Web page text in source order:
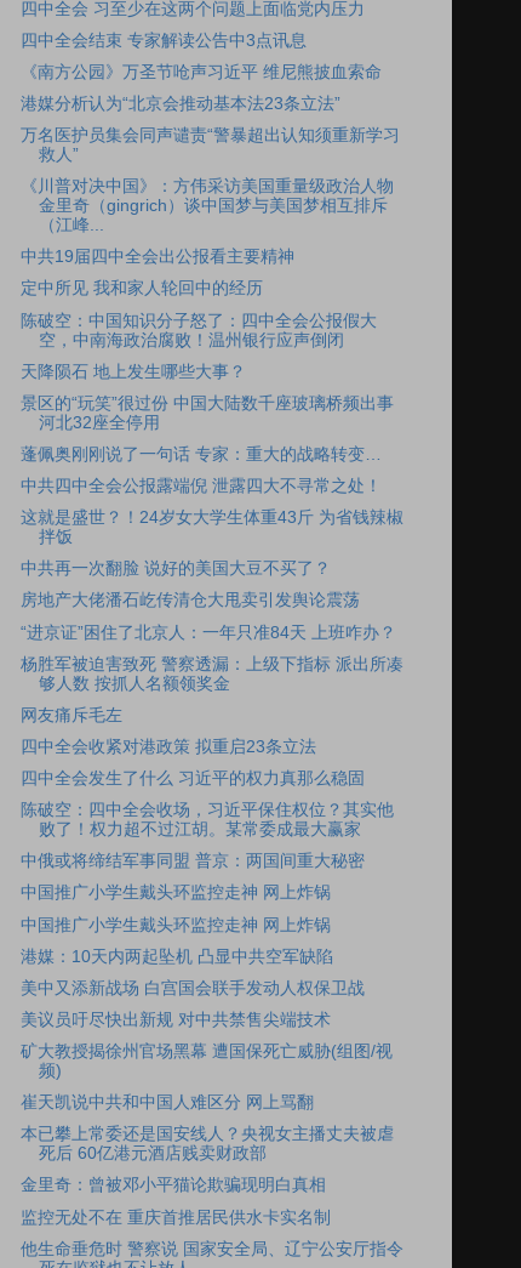
四中全会 习至少在这两个问题上面临党内压力
四中全会结束 专家解读公告中3点讯息
《南方公园》万圣节呛声习近平 维尼熊披血索命
港媒分析认为“北京会推动基本法23条立法”
万名医护员集会同声谴责“警暴超出认知须重新学习
救人”
《川普对决中国》：方伟采访美国重量级政治人物
金里奇（gingrich）谈中国梦与美国梦相互排斥
（江峰...
中共19届四中全会出公报看主要精神
定中所见 我和家人轮回中的经历
陈破空：中国知识分子怒了：四中全会公报假大
空，中南海政治腐败！温州银行应声倒闭
天降陨石 地上发生哪些大事？
景区的“玩笑”很过份 中国大陆数千座玻璃桥频出事
河北32座全停用
蓬佩奥刚刚说了一句话 专家：重大的战略转变…
中共四中全会公报露端倪 泄露四大不寻常之处！
这就是盛世？！24岁女大学生体重43斤 为省钱辣椒
拌饭
中共再一次翻脸 说好的美国大豆不买了？
房地产大佬潘石屹传清仓大甩卖引发舆论震荡
“进京证”困住了北京人：一年只准84天 上班咋办？
杨胜军被迫害致死 警察透漏：上级下指标 派出所凑
够人数 按抓人名额领奖金
网友痛斥毛左
四中全会收紧对港政策 拟重启23条立法
四中全会发生了什么 习近平的权力真那么稳固
陈破空：四中全会收场，习近平保住权位？其实他
败了！权力超不过江胡。某常委成最大赢家
中俄或将缔结军事同盟 普京：两国间重大秘密
中国推广小学生戴头环监控走神 网上炸锅
中国推广小学生戴头环监控走神 网上炸锅
港媒：10天内两起坠机 凸显中共空军缺陷
美中又添新战场 白宫国会联手发动人权保卫战
美议员吁尽快出新规 对中共禁售尖端技术
矿大教授揭徐州官场黑幕 遭国保死亡威胁(组图/视
频)
崔天凯说中共和中国人难区分 网上骂翻
本已攀上常委还是国安线人？央视女主播丈夫被虐
死后 60亿港元酒店贱卖财政部
金里奇：曾被邓小平猫论欺骗现明白真相
监控无处不在 重庆首推居民供水卡实名制
他生命垂危时 警察说 国家安全局、辽宁公安厅指令